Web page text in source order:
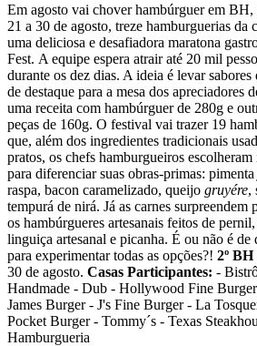
Em agosto vai chover hambúrguer em
21 a 30 de agosto, treze hamburguerias da
uma deliciosa e desafiadora maratona
Fest. A equipe espera atrair até 20 mil
durante os dez dias. A ideia é levar
de destaque para a mesa dos apreciadores
uma receita com hambúrguer de 280g e
peças de 160g. O festival vai trazer 19
que, além dos ingredientes tradicionais
pratos, os chefs hamburgueiros
para diferenciar suas obras-primas: pimenta
raspa, bacon caramelizado, queijo gruyére,
tempurá de nirá. Já as carnes
os hambúrgueres artesanais feitos de
linguiça artesanal e picanha. É ou não é
para experimentar todas as opções?! 2º
30 de agosto. Casas Participantes: -
Handmade - Dub - Hollywood Fine
James Burger - J's Fine Burger - La
Pocket Burger - Tommy´s - Texas
Hamburgueria